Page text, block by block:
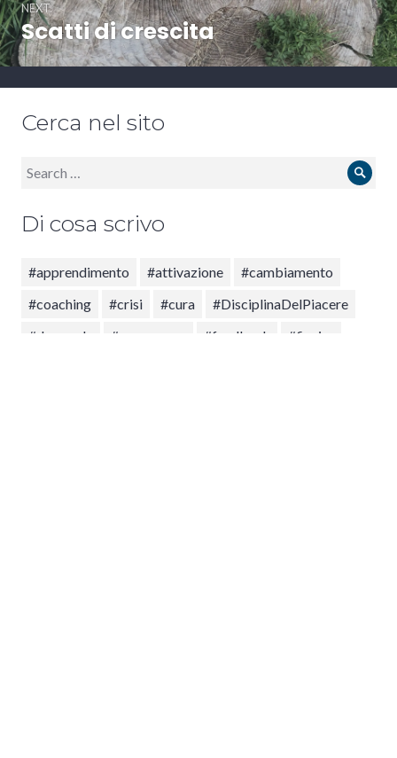
NEXT
Next
post:
Scatti di crescita
Cerca nel sito
Search
Di cosa scrivo
#apprendimento #attivazione
#cambiamento
#coaching
#crisi #cura
#DisciplinaDelPiacere
#domande
#emergenza #feedback
#fiorire